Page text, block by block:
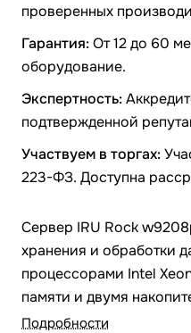
проверенных
Гарантия:От 12 до 60
оборудование.
Экспертность:
подтвержденной
Участвуем в торгах:
223-ФЗ. Доступна
Сервер IRU Rock
хранения и обработки
процессорами Intel
памяти и двумя
Идеально подходит для
Подробности